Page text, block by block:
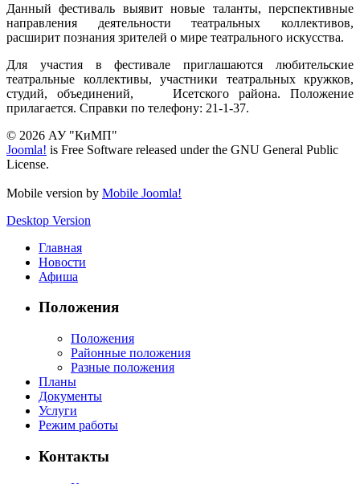
Данный фестиваль выявит новые таланты, перспективные
направления деятельности театральных коллективов,
расширит познания зрителей о мире театрального искусства.
Для участия в фестивале приглашаются любительские
театральные коллективы, участники театральных кружков,
студий, объединений, Исетского района. Положение
прилагается. Справки по телефону: 21-1-37.
© 2026 АУ "КиМП"
Joomla! is Free Software released under the GNU General Public
License.
Mobile version by Mobile Joomla!
Desktop Version
Главная
Новости
Афиша
Положения
Положения
Районные положения
Разные положения
Планы
Документы
Услуги
Режим работы
Контакты